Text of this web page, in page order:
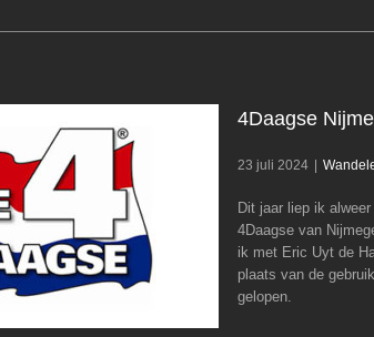
4Daagse
23 juli 2024
Dit jaar liep ik
4Daagse van
ik met Eric Uyt de
plaats van de
gelopen.